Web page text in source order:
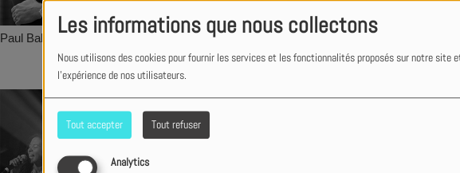
Les informations que nous collectons
Nous utilisons des cookies pour fournir les services et les fonctionnalités proposés sur notre site
l'expérience de nos utilisateurs.
Tout accepter Tout refuser
Analytics
Paul Baloche PEABOD Peggy Polito